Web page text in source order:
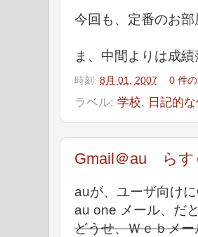
今回も、定番のお
ま、中間よりは成
時刻: 8月 01, 2007 0 件
ラベル: 学校, 日記的な
Gmail＠au らす
auが、ユーザ向け
au one メール、だ
どうせ、Ｗｅｂメ